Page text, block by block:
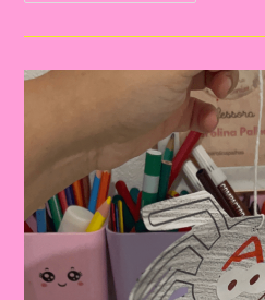
Dona
Aranha
Mais
Planejamento
Semanal
Na
Educação
Infantil